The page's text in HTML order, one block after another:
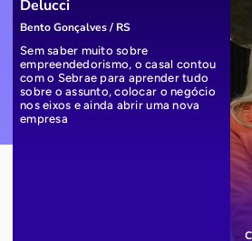
Delucci
Bento Gonçalves / RS
Sem saber muito sobre
empreendedorismo, o casal contou
com o Sebrae para aprender tudo
sobre o assunto, colocar o negócio
nos eixos e ainda abrir uma nova
empresa